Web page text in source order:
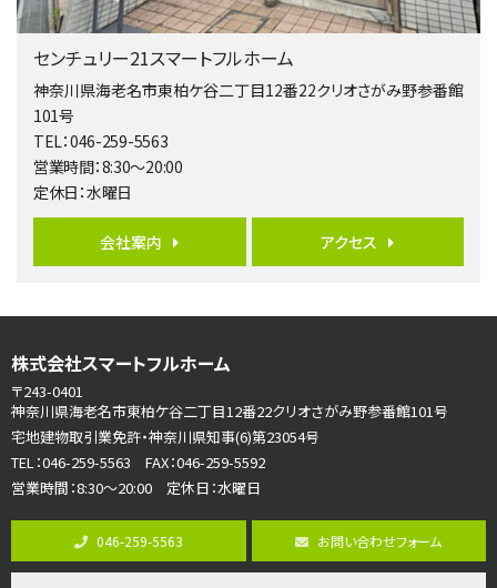
第5位
3,598万円
バ11分・ 歩6分
全棟ＬＤＫは16帖の4ＬＤＫ！食器洗い乾燥機や浴…
第6位
4ＬＤＫ
桜ヶ丘駅
さがみ野駅
歩17分
ご家族が集まるLDKは１７．５帖とゆとりある広さ…
第8位
3,680万円
4ＬＤＫ
橋本駅
センチュリー21スマートフルホーム
神奈川県海老名市東柏ケ谷二丁目12番22クリオさがみ野参番館
101号
TEL：046-259-5563
営業時間：8:30～20:00
定休日：水曜日
会社案内 アクセス
株式会社スマートフルホーム
〒243-0401
神奈川県海老名市東柏ケ谷二丁目12番22クリオさがみ野参番館101号
宅地建物取引業免許・神奈川県知事(6)第23054号
TEL：046-259-5563 FAX：046-259-5592
営業時間：8:30～20:00 定休日：水曜日
046-259-5563 お問い合わせフォーム